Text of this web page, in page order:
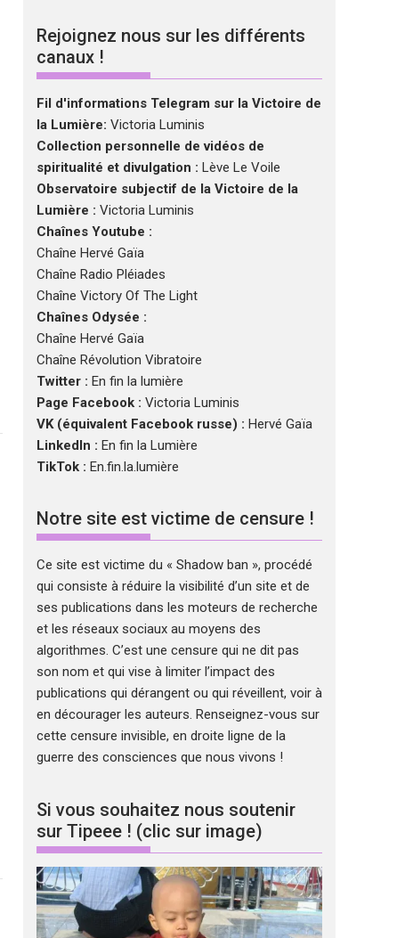
Rejoignez nous sur les différents
canaux !
Fil d'informations Telegram sur la Victoire de
la Lumière: Victoria Luminis
Collection personnelle de vidéos de
spiritualité et divulgation : Lève Le Voile
Observatoire subjectif de la Victoire de la
Lumière : Victoria Luminis
Chaînes Youtube :
Chaîne Hervé Gaïa
Chaîne Radio Pléiades
Chaîne Victory Of The Light
Chaînes Odysée :
Chaîne Hervé Gaïa
Chaîne Révolution Vibratoire
Twitter : En fin la lumière
Page Facebook : Victoria Luminis
VK (équivalent Facebook russe) : Hervé Gaïa
LinkedIn : En fin la Lumière
TikTok : En.fin.la.lumière
Notre site est victime de censure !
Ce site est victime du « Shadow ban », procédé
qui consiste à réduire la visibilité d’un site et de
ses publications dans les moteurs de recherche
et les réseaux sociaux au moyens des
algorithmes. C’est une censure qui ne dit pas
son nom et qui vise à limiter l’impact des
publications qui dérangent ou qui réveillent, voir à
en décourager les auteurs. Renseignez-vous sur
cette censure invisible, en droite ligne de la
guerre des consciences que nous vivons !
Si vous souhaitez nous soutenir
sur Tipeee ! (clic sur image)